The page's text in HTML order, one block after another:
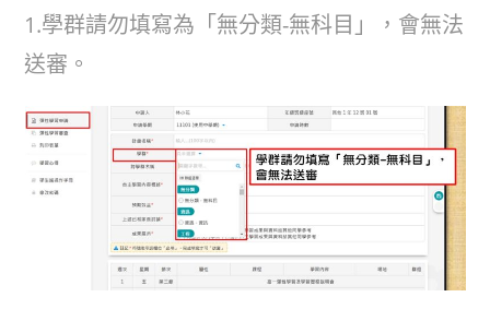
1.學群請勿填寫為「無分類-無科目」，會無法
送審。